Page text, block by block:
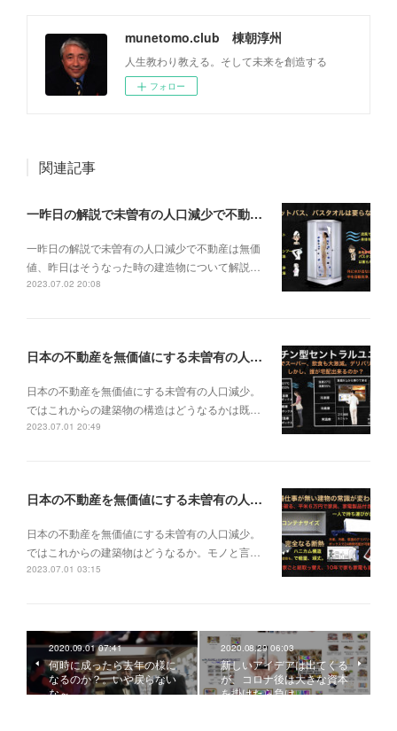
munetomo.club 棟朝淳州
人生教わり教える。そして未来を創造する
フォロー
関連記事
一昨日の解説で未曽有の人口減少で不動産は無価値、昨日はそうなった時の建造物について解説、今日からはその設備について解説をして行く。
一昨日の解説で未曽有の人口減少で不動産は無価
値、昨日はそうなった時の建造物について解説…
2023.07.02 20:08
日本の不動産を無価値にする未曽有の人口減少。ではこれからの建築物の構造はどうなるかは既に解説した。今はその内部の内容。その1
日本の不動産を無価値にする未曽有の人口減少。
ではこれからの建築物の構造はどうなるかは既…
2023.07.01 20:49
日本の不動産を無価値にする未曽有の人口減少。ではこれからの建築物はどうなるか。
日本の不動産を無価値にする未曽有の人口減少。
ではこれからの建築物はどうなるか。モノと言…
2023.07.01 03:15
2020.09.01 07:41
何時に成ったら去年の様に
なるのか？。いや戻らない
な～
2020.08.29 06:03
新しいアイデアは出てくる
が、コロナ後は大きな資本
を掛けたら負け。